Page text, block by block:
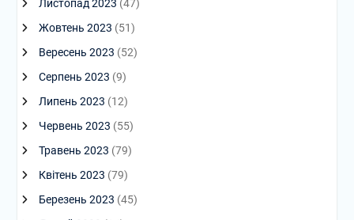
Листопад 2023 (47)
Жовтень 2023 (51)
Вересень 2023 (52)
Серпень 2023 (9)
Липень 2023 (12)
Червень 2023 (55)
Травень 2023 (79)
Квітень 2023 (79)
Березень 2023 (45)